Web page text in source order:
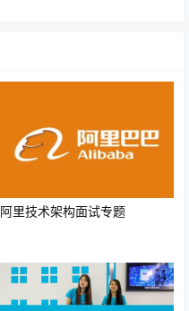
阿里技术架构面试专题